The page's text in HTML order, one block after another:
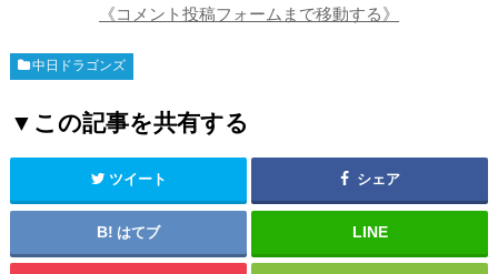
《コメント投稿フォームまで移動する》
中日ドラゴンズ
▼この記事を共有する
ツイート シェア
はてブ